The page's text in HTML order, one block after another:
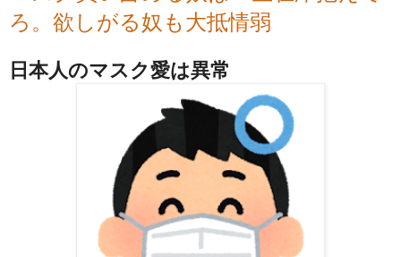
ろ。欲しがる奴も大抵情弱
日本人のマスク愛は異常